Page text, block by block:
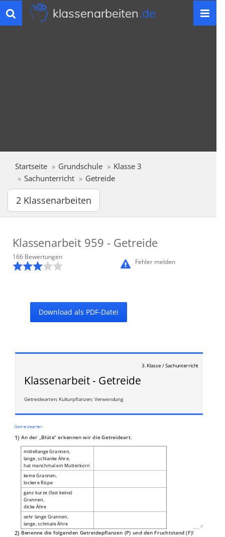
Toggle
navigation
klassenarbeiten.de
Startseite Grundschule
Klasse 3
Sachunterricht
Getreide
2 Klassenarbeiten
Klassenarbeit 959 - Getreide
Fehler melden
166 Bewertungen
Download als PDF-Datei
3. Klasse / Sachunterricht
Klassenarbeit - Getreide
Getreidearten; Kulturpflanzen; Verwendung
Getreidearten
1) An der „Blüte“ erkennen wir die Getreideart.
mittellange Grannen,
lange, schlanke Ähre,
hat manchmal ein Mutterkorn
keine Grannen,
lockere Rispe
ganz kurze (fast keine)
Grannen,
dicke Ähre
sehr lange Grannen,
lange, schmale Ähre /4P
2) Benenne die folgenden Getreidepflanzen (P) und den Fruchtstand (F)!